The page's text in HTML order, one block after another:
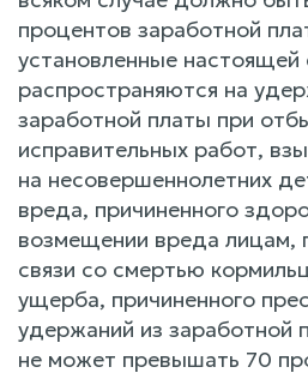
процентов заработной
установленные настоящей
распространяются на
заработной платы при
исправительных работ,
на несовершеннолетних
вреда, причиненного
возмещении вреда лицам,
связи со смертью
ущерба, причиненного
удержаний из заработной
не может превышать 70